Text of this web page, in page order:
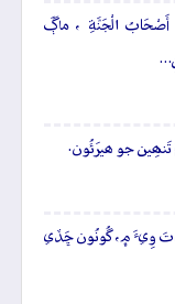
أَصْحَابُ الْجَنَّةِ ، ماڳَ
تَنھِين جو ھيرَئُون.
وِيءَ ۾، گُونُون ڇَڏي